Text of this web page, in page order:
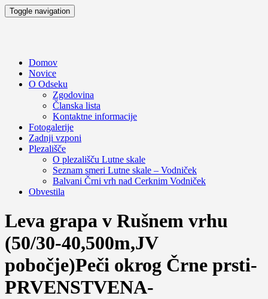
Toggle navigation
Domov
Novice
O Odseku
Zgodovina
Članska lista
Kontaktne informacije
Fotogalerije
Zadnji vzponi
Plezališče
O plezališču Lutne skale
Seznam smeri Lutne skale – Vodniček
Balvani Črni vrh nad Cerknim Vodniček
Obvestila
Leva grapa v Rušnem vrhu
(50/30-40,500m,JV
pobočje)Peči okrog Črne prsti-
PRVENSTVENA-